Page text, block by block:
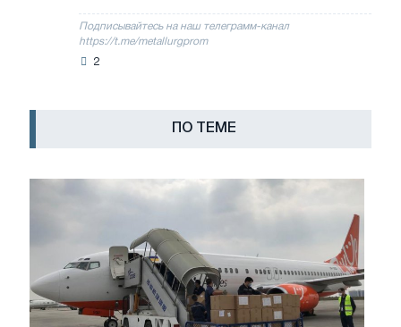
Подписывайтесь на наш телеграмм-канал
https://t.me/metallurgprom
2
ПО ТЕМЕ